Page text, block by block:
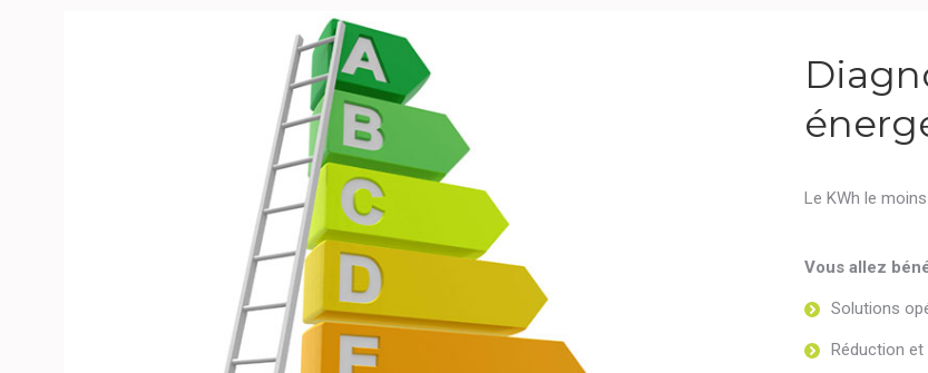
Le KWh le
Vous allez
Solutions
Réduction